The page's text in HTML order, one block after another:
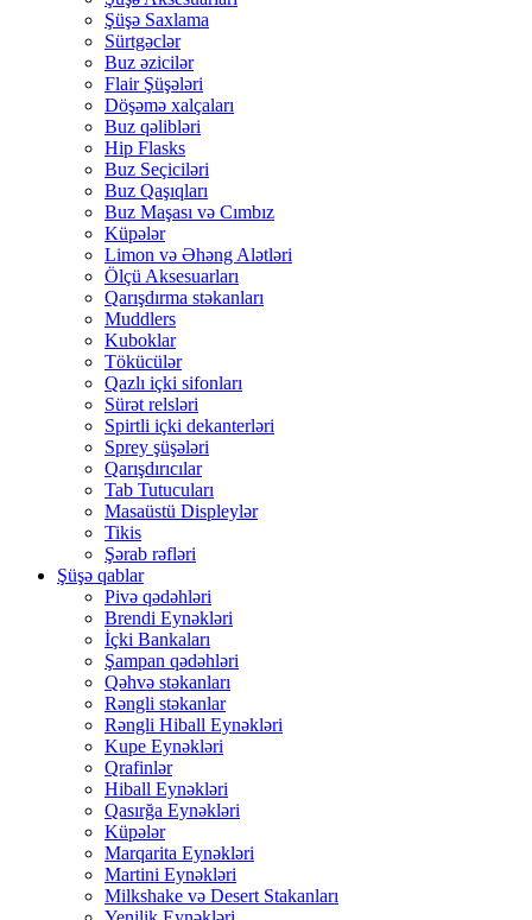
Şüşə Saxlama
Sürtgəclər
Buz əzicilər
Flair Şüşələri
Döşəmə xalçaları
Buz qəlibləri
Hip Flasks
Buz Seçiciləri
Buz Qaşıqları
Buz Maşası və Cımbız
Küpələr
Limon və Əhəng Alətləri
Ölçü Aksesuarları
Qarışdırma stəkanları
Muddlers
Kuboklar
Tökücülər
Qazlı içki sifonları
Sürət relsləri
Spirtli içki dekanterləri
Sprey şüşələri
Qarışdırıcılar
Tab Tutucuları
Masaüstü Displeylər
Tikis
Şərab rəfləri
Şüşə qablar
Pivə qədəhləri
Brendi Eynəkləri
İçki Bankaları
Şampan qədəhləri
Qəhvə stəkanları
Rəngli stəkanlar
Rəngli Hiball Eynəkləri
Kupe Eynəkləri
Qrafinlər
Hiball Eynəkləri
Qasırğa Eynəkləri
Küpələr
Marqarita Eynəkləri
Martini Eynəkləri
Milkshake və Desert Stakanları